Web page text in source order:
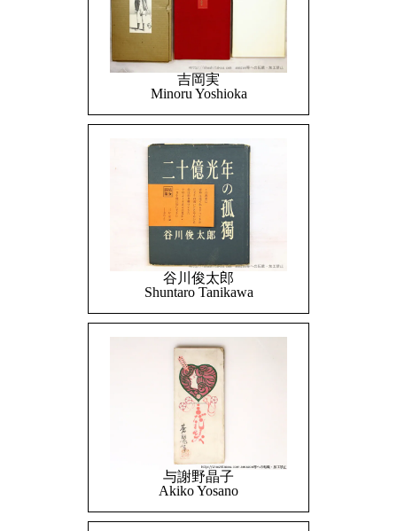
吉岡実
Minoru Yoshioka
谷川俊太郎
Shuntaro Tanikawa
与謝野晶子
Akiko Yosano